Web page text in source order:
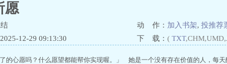
愿
动 作： 加入书架, 投推荐
12-29 09:13:30
下 载： ( TXT
了的心愿吗？什么愿望都能帮你实现喔。」 她是一个没有存在价值的人，每